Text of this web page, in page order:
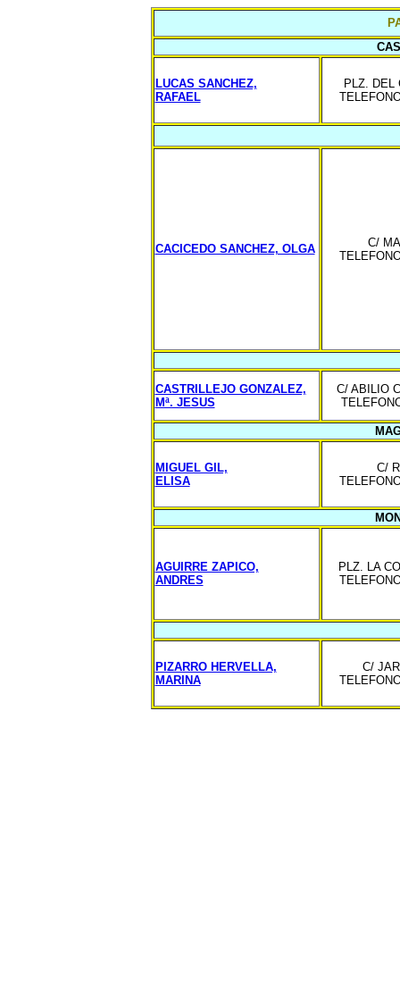
LUCAS SANCHEZ,
RAFAEL
PLZ. DEL
CACICEDO SANCHEZ, OLGA
C/
CASTRILLEJO GONZALEZ,
Mª. JESUS
C/ ABILIO
MIGUEL GIL,
ELISA
C/
AGUIRRE ZAPICO,
ANDRES
PLZ. LA
PIZARRO HERVELLA,
MARINA
C/